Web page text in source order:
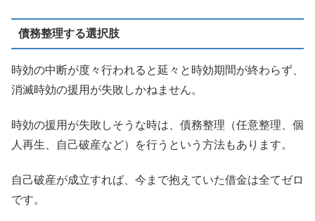
債務整理する選択肢
時効の中断が度々行われると延々と時効期間が終わらず、
消滅時効の援用が失敗しかねません。
時効の援用が失敗しそうな時は、債務整理（任意整理、個
人再生、自己破産など）を行うという方法もあります。
自己破産が成立すれば、今まで抱えていた借金は全てゼロ
です。